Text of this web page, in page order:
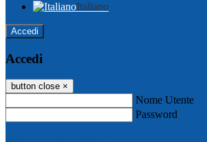
Italiano
Accedi
Accedi
button close ×
Nome Utente
Password